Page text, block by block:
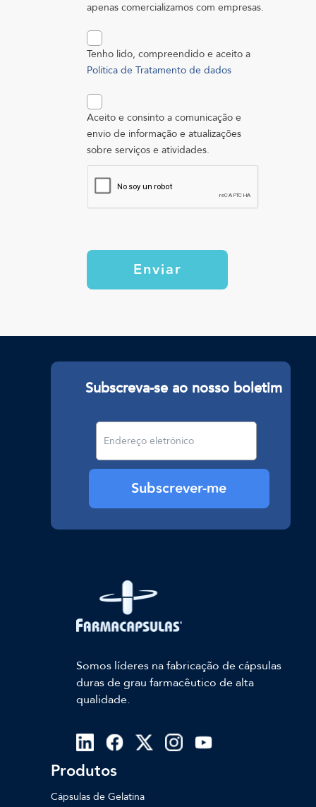
apenas comercializamos com empresas.
Tenho lido, compreendido e aceito a
Política de Tratamento de dados
Aceito e consinto a comunicação e
envio de informação e atualizações
sobre serviços e atividades.
Enviar
Subscreva-se ao nosso boletim
Subscrever-me
Somos líderes na fabricação de cápsulas
duras de grau farmacêutico de alta
qualidade.
Produtos
Cápsulas de Gelatina